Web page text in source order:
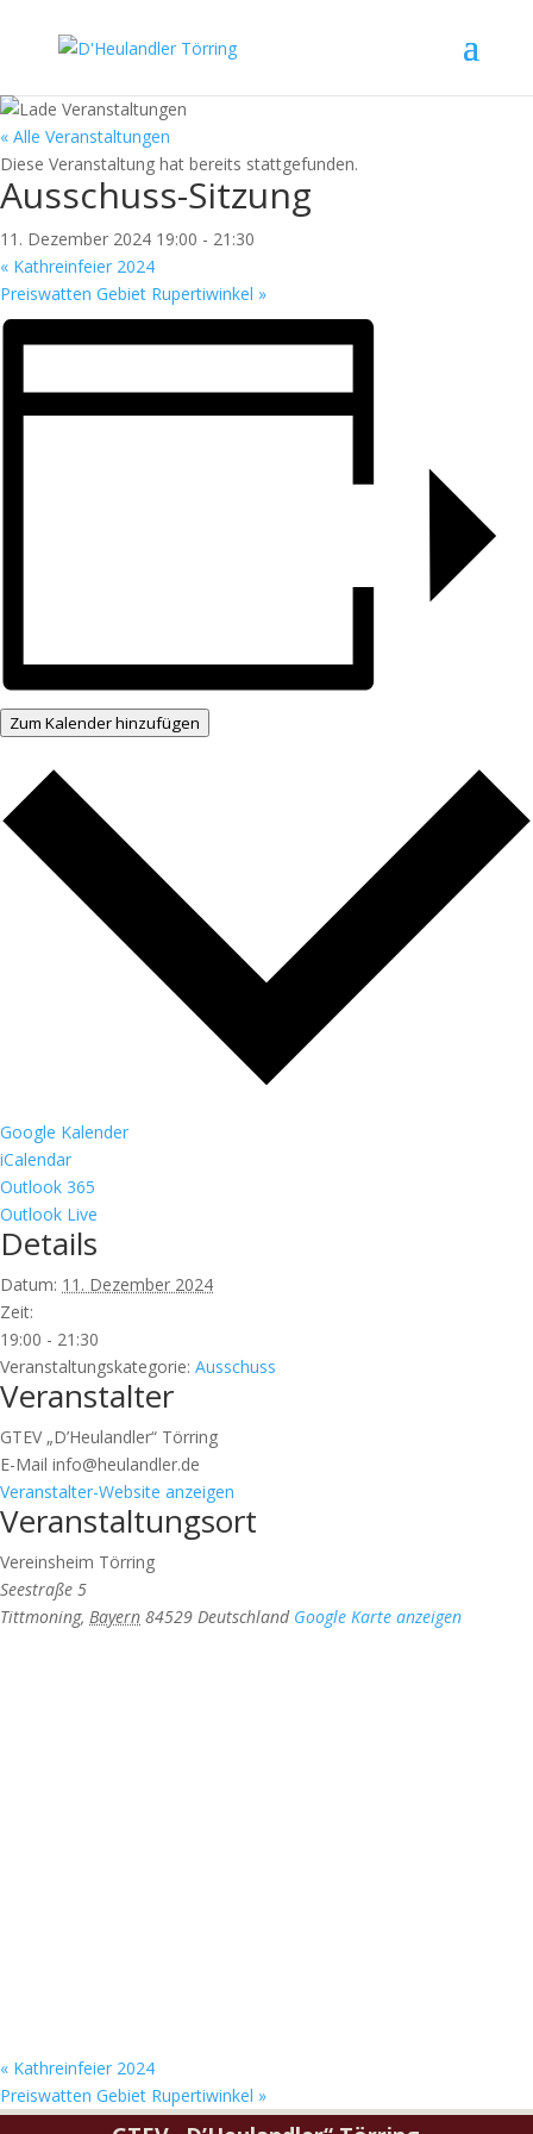
« Alle Veranstaltungen
Diese Veranstaltung hat bereits stattgefunden.
Ausschuss-Sitzung
11. Dezember 2024 19:00 - 21:30
« Kathreinfeier 2024
Preiswatten Gebiet Rupertiwinkel »
Zum Kalender hinzufügen
Google Kalender
iCalendar
Outlook 365
Outlook Live
Details
Datum: 11. Dezember 2024
Zeit:
19:00 - 21:30
Veranstaltungskategorie: Ausschuss
Veranstalter
GTEV „D’Heulandler“ Törring
E-Mail info@heulandler.de
Veranstalter-Website anzeigen
Veranstaltungsort
Vereinsheim Törring
Seestraße 5
Tittmoning, Bayern 84529 Deutschland Google Karte anzeigen
« Kathreinfeier 2024
Preiswatten Gebiet Rupertiwinkel »